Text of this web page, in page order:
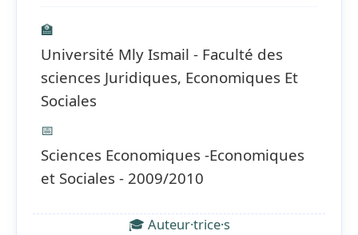
🏫
Université Mly Ismail - Faculté des
sciences Juridiques, Economiques Et
Sociales
📅
Sciences Economiques -Economiques
et Sociales - 2009/2010
🎓 Auteur·trice·s